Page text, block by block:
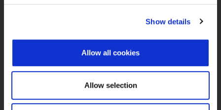
Show details
Allow all cookies
Allow selection
Zagrebačka burza d.d.
Kontakti
Uvjeti korištenja